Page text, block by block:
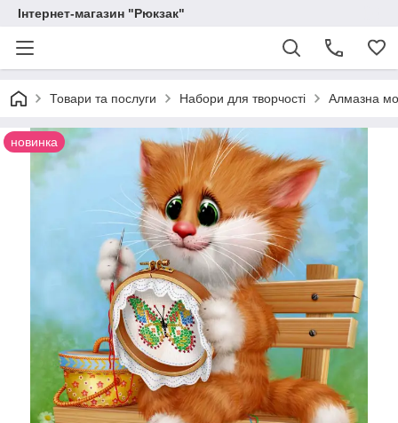
Інтернет-магазин "Рюкзак"
Товари та послуги Набори для творчості Алмазна
новинка